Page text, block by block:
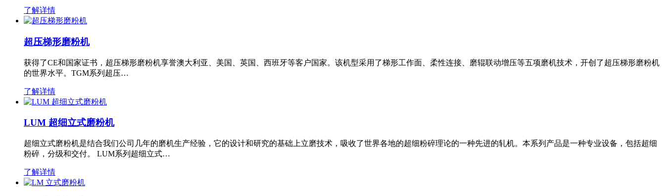
了解详情
超压梯形磨粉机
获得了CE和国家证书，超压梯形磨粉机享誉澳大利亚、美国、英国、西班牙等客户国家。该机型采用了梯形工作面、柔性连接、磨辊联动增压等五项磨机技术，开创了超压梯形磨粉机
的世界水平。TGM系列超压…
了解详情
LUM 超细立式磨粉机
超细立式磨粉机是结合我们公司几年的磨机生产经验，它的设计和研究的基础上立磨技术，吸收了世界各地的超细粉碎理论的一种先进的轧机。本系列产品是一种专业设备，包括超细
粉碎，分级和交付。 LUM系列超细立式…
了解详情